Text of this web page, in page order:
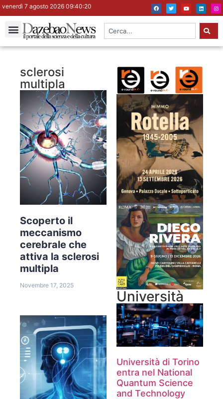
venerdì 7 agosto 2026 09:40:21
sclerosi
multipla
Scoperto il
meccanismo
cerebrale che
attiva la sclerosi
multipla
Novembre 17, 2025
Università
Università di Torino
entra nel National
Quantum Science
and Technology